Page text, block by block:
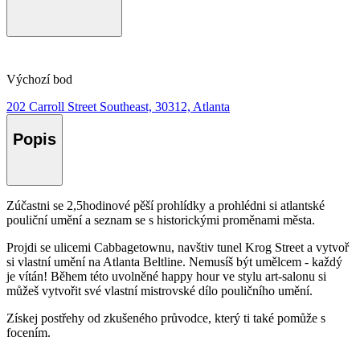
Výchozí bod
202 Carroll Street Southeast, 30312, Atlanta
Popis
Zúčastni se 2,5hodinové pěší prohlídky a prohlédni si atlantské
pouliční umění a seznam se s historickými proměnami města.
Projdi se ulicemi Cabbagetownu, navštiv tunel Krog Street a vytvoř
si vlastní umění na Atlanta Beltline. Nemusíš být umělcem - každý
je vítán! Během této uvolněné happy hour ve stylu art-salonu si
můžeš vytvořit své vlastní mistrovské dílo pouličního umění.
Získej postřehy od zkušeného průvodce, který ti také pomůže s
focením.